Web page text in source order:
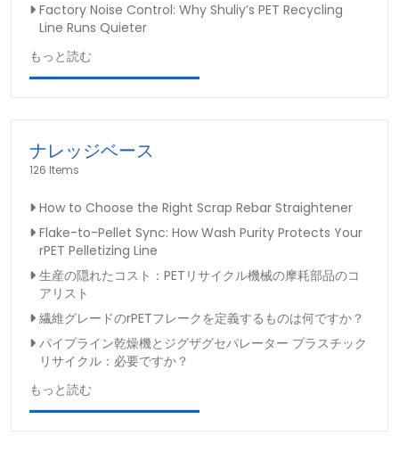
Factory Noise Control: Why Shuliy’s PET Recycling
Line Runs Quieter
もっと読む
ナレッジベース
126 Items
How to Choose the Right Scrap Rebar Straightener
Flake-to-Pellet Sync: How Wash Purity Protects Your
rPET Pelletizing Line
生産の隠れたコスト：PETリサイクル機械の摩耗部品のコ
アリスト
繊維グレードのrPETフレークを定義するものは何ですか？
パイプライン乾燥機とジグザグセパレーター プラスチック
リサイクル：必要ですか？
もっと読む